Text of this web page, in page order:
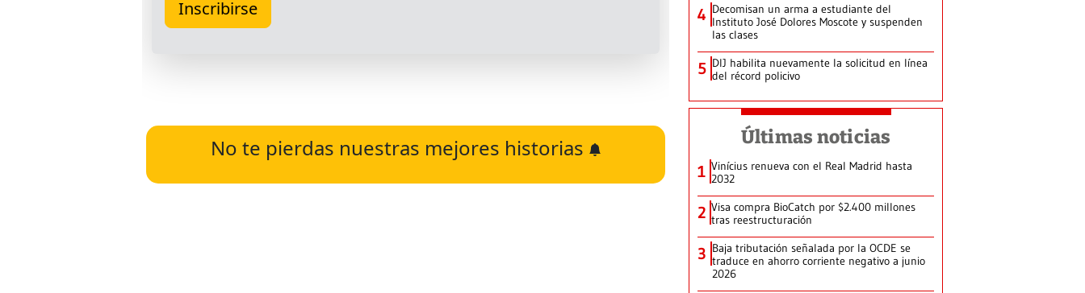
No te pierdas nuestras mejores historias
4 Decomisan un arma a estudiante del
Instituto José Dolores Moscote y suspenden
las clases
5 DIJ habilita nuevamente la solicitud en línea
del récord policivo
Últimas noticias
1 Vinícius renueva con el Real Madrid hasta
2032
2 Visa compra BioCatch por $2.400 millones
tras reestructuración
3 Baja tributación señalada por la OCDE se
traduce en ahorro corriente negativo a junio
2026